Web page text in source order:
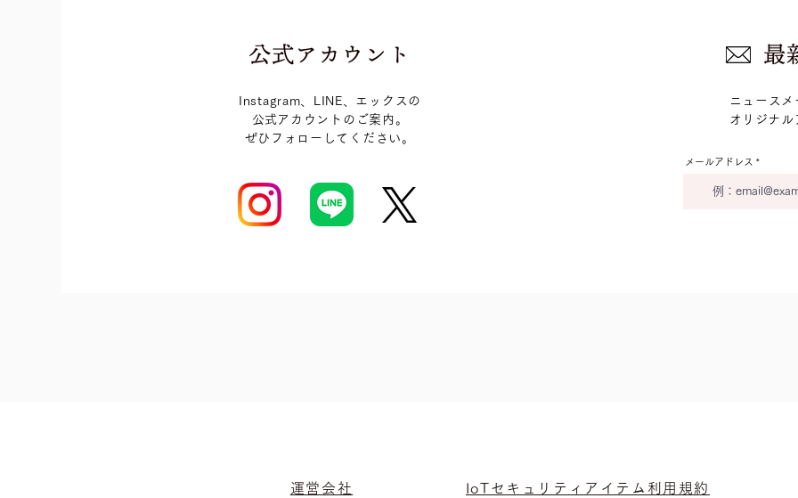
Instagram、LINE、エックスの
​公式アカウントのご案内。
​ぜひフォローしてください。
ニュース
オリジナ
メールアドレス
運営会社 IoTセキュリティアイテム利用規約